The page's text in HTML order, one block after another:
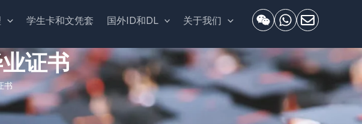
学生卡和文凭套 国外ID和DL 关于我们
证书
书